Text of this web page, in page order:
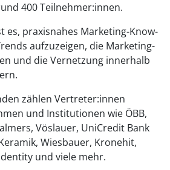
400 Teilnehmer:innen.
es, praxisnahes Marketing-Know-
aufzuzeigen, die Marketing-
und die Vernetzung innerhalb
zählen Vertreter:innen
und Institutionen wie ÖBB,
Vöslauer, UniCredit Bank
Wiesbauer, Kronehit,
und viele mehr.